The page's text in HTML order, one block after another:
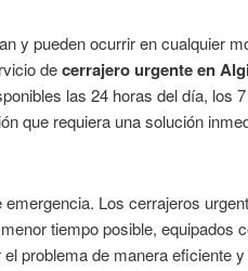
y pueden ocurrir en cualquier
decerrajero urgente en
las 24 horas del día, los
que requiera una solución
Los cerrajeros
tiempo posible, equipados
problema de manera eficiente